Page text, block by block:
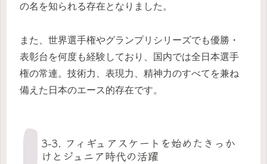
の名を知られる存在となりました。
また、世界選手権やグランプリシリーズでも優勝・
表彰台を何度も経験しており、国内では全日本選手
権の常連。技術力、表現力、精神力のすべてを兼ね
備えた日本のエース的存在です。
3-3. フィギュアスケートを始めたきっか
けとジュニア時代の活躍